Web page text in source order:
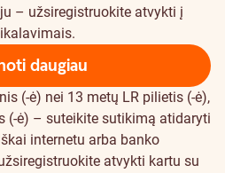
– užsiregistruokite atvykti į
daugiau
(-ė) nei 13 metų LR pilietis (-ė),
(-ė) – suteikite sutikimą atidaryti
internetu arba banko
atvykti kartu su